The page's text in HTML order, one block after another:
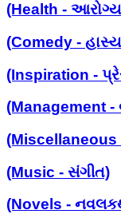
(Health -
(Comedy -
(Inspiration -
(Management
(Miscellaneous
(Music - સંગીત)
(Novels -